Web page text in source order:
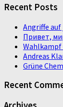
Recent Posts
Angriffe auf
Привет,
Wahlkampf
Andreas
Grüne
Recent